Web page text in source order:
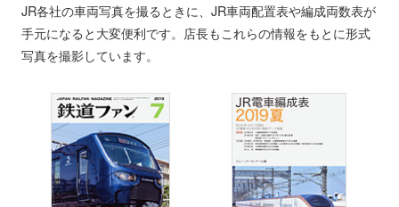
JR各社の車両写真を撮るときに、JR車両配置表や編成両数表が
手元になると大変便利です。店長もこれらの情報をもとに形式
写真を撮影しています。